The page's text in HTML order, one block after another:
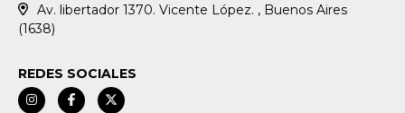
Av. libertador 1370. Vicente López. , Buenos Aires
(1638)
REDES SOCIALES